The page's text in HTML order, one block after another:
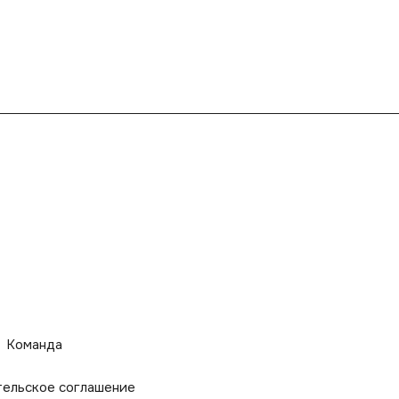
Команда
соглашение